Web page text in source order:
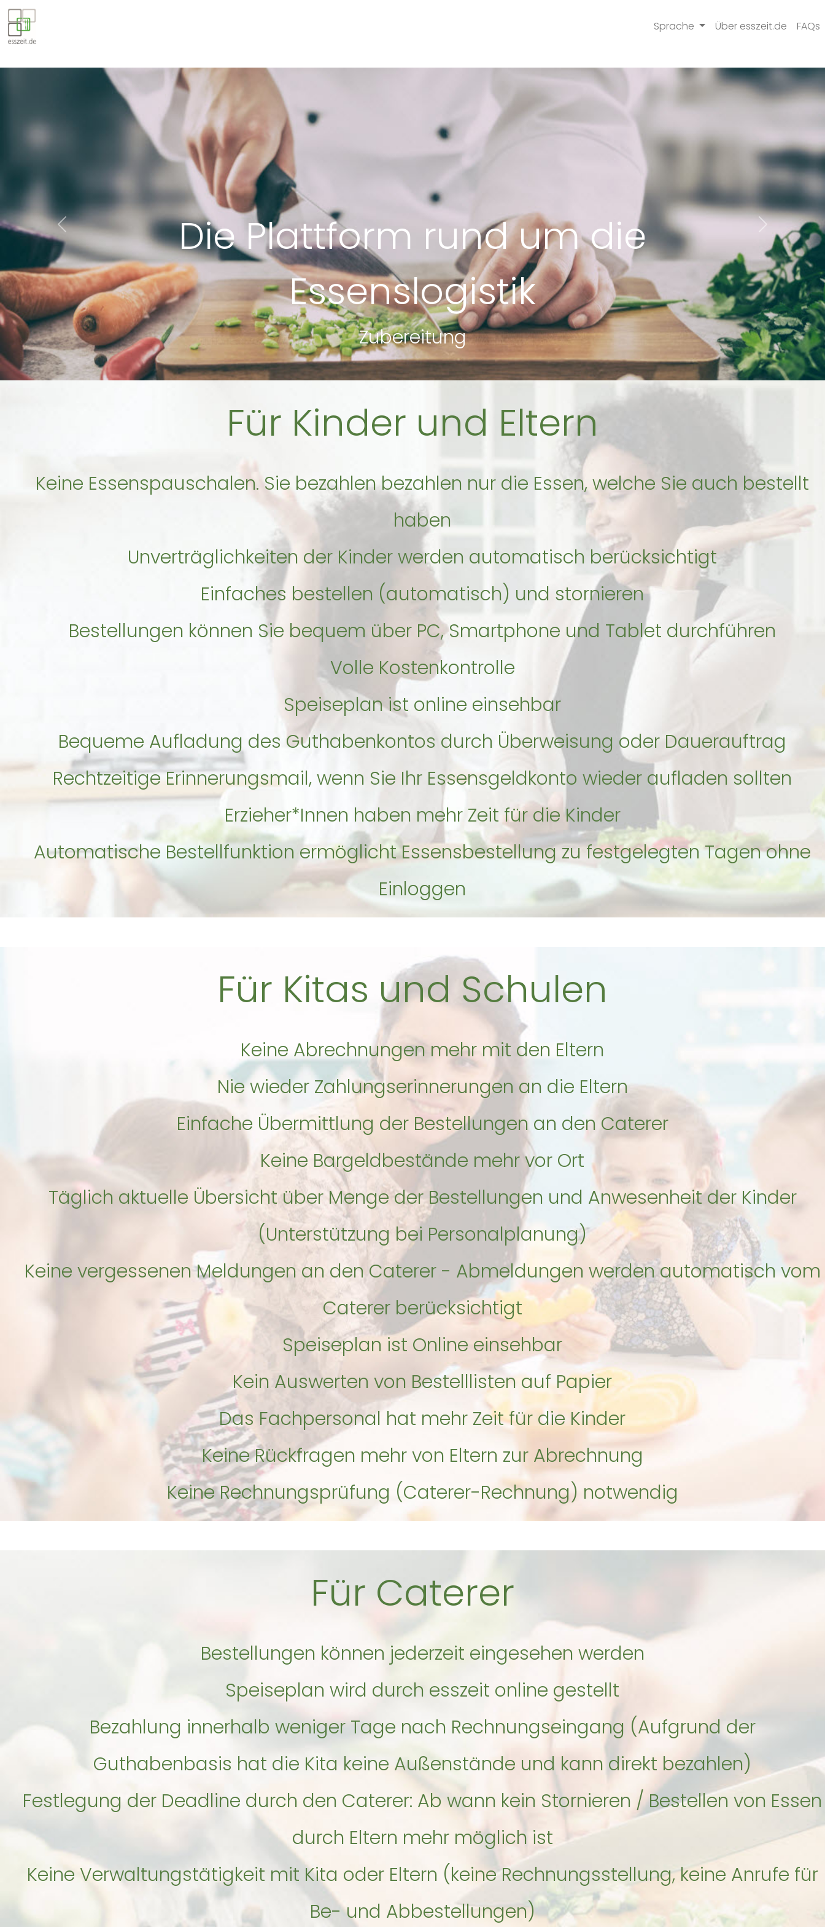
Sprache Über esszeit.de FAQs
Die Plattform rund um die
Essenslogistik
esszeit - Logistik
Previous Next
Für Kinder und Eltern
Keine Essenspauschalen. Sie bezahlen bezahlen nur die Essen, welche Sie auch bestellt
haben
Unverträglichkeiten der Kinder werden automatisch berücksichtigt
Einfaches bestellen (automatisch) und stornieren
Bestellungen können Sie bequem über PC, Smartphone und Tablet durchführen
Volle Kostenkontrolle
Speiseplan ist online einsehbar
Bequeme Aufladung des Guthabenkontos durch Überweisung oder Dauerauftrag
Rechtzeitige Erinnerungsmail, wenn Sie Ihr Essensgeldkonto wieder aufladen sollten
Erzieher*Innen haben mehr Zeit für die Kinder
Automatische Bestellfunktion ermöglicht Essensbestellung zu festgelegten Tagen ohne
Einloggen
Für Kitas und Schulen
Keine Abrechnungen mehr mit den Eltern
Nie wieder Zahlungserinnerungen an die Eltern
Einfache Übermittlung der Bestellungen an den Caterer
Keine Bargeldbestände mehr vor Ort
Täglich aktuelle Übersicht über Menge der Bestellungen und Anwesenheit der Kinder
(Unterstützung bei Personalplanung)
Keine vergessenen Meldungen an den Caterer - Abmeldungen werden automatisch vom
Caterer berücksichtigt
Speiseplan ist Online einsehbar
Kein Auswerten von Bestelllisten auf Papier
Das Fachpersonal hat mehr Zeit für die Kinder
Keine Rückfragen mehr von Eltern zur Abrechnung
Keine Rechnungsprüfung (Caterer-Rechnung) notwendig
Für Caterer
Bestellungen können jederzeit eingesehen werden
Speiseplan wird durch esszeit online gestellt
Bezahlung innerhalb weniger Tage nach Rechnungseingang (Aufgrund der
Guthabenbasis hat die Kita keine Außenstände und kann direkt bezahlen)
Festlegung der Deadline durch den Caterer: Ab wann kein Stornieren / Bestellen von Essen
durch Eltern mehr möglich ist
Keine Verwaltungstätigkeit mit Kita oder Eltern (keine Rechnungsstellung, keine Anrufe für
Be- und Abbestellungen)